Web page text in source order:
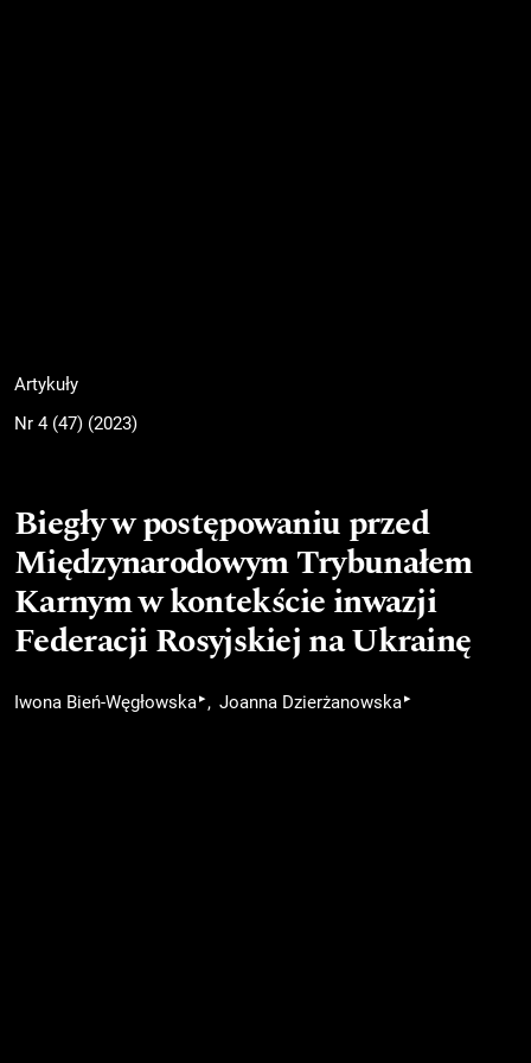
Artykuły
Nr 4 (47) (2023)
Biegły w postępowaniu przed
Międzynarodowym Trybunałem
Karnym w kontekście inwazji
Federacji Rosyjskiej na Ukrainę
Iwona Bień-Węgłowska▸ Joanna Dzierżanowska▸